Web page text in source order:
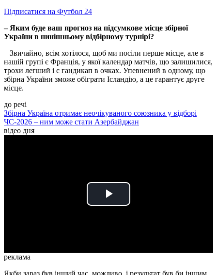
Підписатися на Футбол 24
– Яким буде ваш прогноз на підсумкове місце збірної
України в нинішньому відбірному турнірі?
– Звичайно, всім хотілося, щоб ми посіли перше місце, але в
нашій групі є Франція, у якої календар матчів, що залишилися,
трохи легший і є гандикап в очках. Упевнений в одному, що
збірна України зможе обіграти Ісландію, а це гарантує друге
місце.
до речі
Збірна Україна отримає неочікуваного союзника у відборі
ЧС-2026 – ним може стати Азербайджан
відео дня
Play
реклама